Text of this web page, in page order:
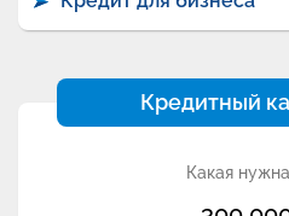
Кредитный
Какая